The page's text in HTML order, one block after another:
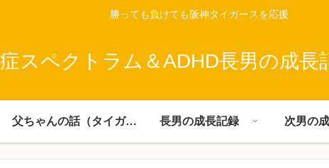
勝っても負けても阪神タイガースを応援
スペクトラム＆ADHD長男の成長
父ちゃんの話（タイガース） 長男の成長記録 次男の